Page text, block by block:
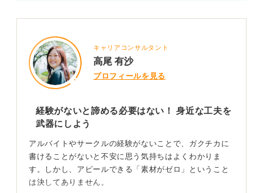
キャリアコンサルタント
高尾 有沙
プロフィールを見る
経験がないと諦める必要はない！ 身近な工夫を
武器にしよう
アルバイトやサークルの経験がないことで、ガクチカに
書けることがないと不安に思う気持ちはよくわかりま
す。しかし、アピールできる「素材がゼロ」ということ
は決してありません。